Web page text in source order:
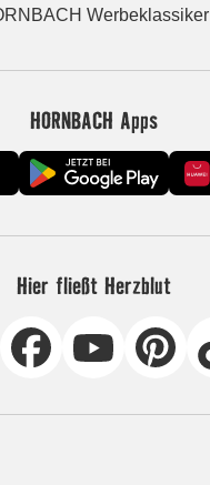
Werbeklassiker
HORNBACH Apps
Hier fließt Herzblut